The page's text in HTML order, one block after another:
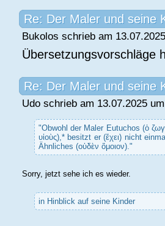
Re: Der Maler und seine
Bukolos schrieb am
Übersetzungsvorschläge
Re: Der Maler und seine
Udo schrieb am 13.07.2025
"Obwohl der Maler Eutuchos (ὁ
υἱοὺς),* besitzt er (ἔχει) nicht
Ähnliches (οὑδὲν ὅμοιον)."
Sorry, jetzt sehe ich es wieder.
in Hinblick auf seine Kinder